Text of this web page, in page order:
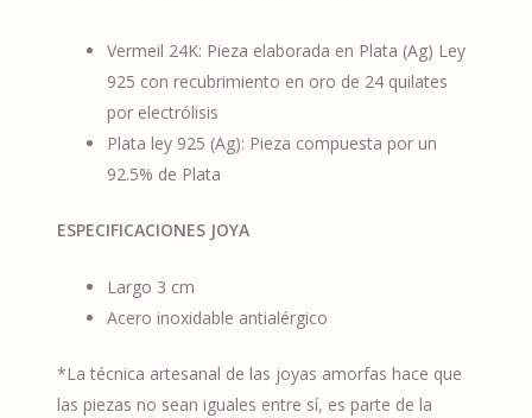
Vermeil 24K: Pieza elaborada en Plata (Ag) Ley
925 con recubrimiento en oro de 24 quilates
por electrólisis
Plata ley 925 (Ag): Pieza compuesta por un
92.5% de Plata
ESPECIFICACIONES JOYA
Largo 3 cm
Acero inoxidable antialérgico
*La técnica artesanal de las joyas amorfas hace que
las piezas no sean iguales entre sí, es parte de la